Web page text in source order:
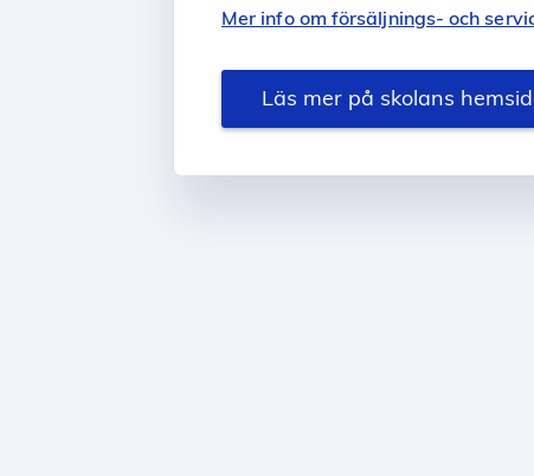
Mer info om försäljnings- och
Läs mer på skolans